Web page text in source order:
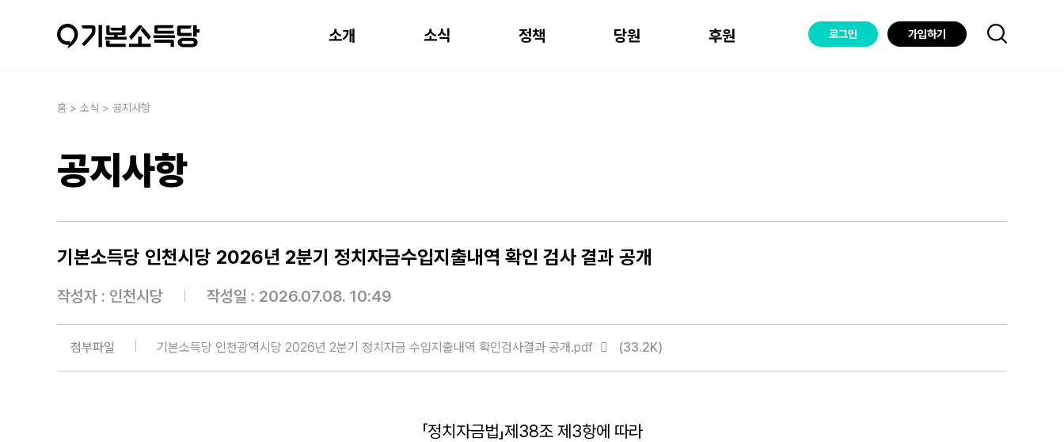
소개 소식 정책 당원 후원 로그인 가입하기
홈 > 소식 > 공지사항
공지사항
기본소득당 인천시당 2026년 2분기 정치자금수입지출내역 확인 검사 결과 공개
작성자 : 인천시당 작성일 : 2026.07.08. 10:49
첨부파일 기본소득당 인천광역시당 2026년 2분기 정치자금 수입지출내역 확인검사결과 공개.pdf (33.2K)
「정치자금법」제38조 제3항에 따라